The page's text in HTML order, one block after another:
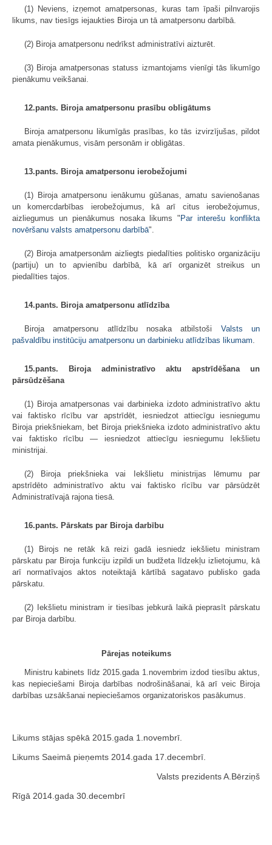
(1) Neviens, izņemot amatpersonas, kuras tam īpaši pilnvarojis
likums, nav tiesīgs iejaukties Biroja un tā amatpersonu darbībā.
(2) Biroja amatpersonu nedrīkst administratīvi aizturēt.
(3) Biroja amatpersonas statuss izmantojams vienīgi tās likumīgo
pienākumu veikšanai.
12.pants. Biroja amatpersonu prasību obligātums
Biroja amatpersonu likumīgās prasības, ko tās izvirzījušas, pildot
amata pienākumus, visām personām ir obligātas.
13.pants. Biroja amatpersonu ierobežojumi
(1) Biroja amatpersonu ienākumu gūšanas, amatu savienošanas
un komercdarbības ierobežojumus, kā arī citus ierobežojumus,
aizliegumus un pienākumus nosaka likums " Par interešu konflikta
novēršanu valsts amatpersonu darbībā".
(2) Biroja amatpersonām aizliegts piedalīties politisko organizāciju
(partiju) un to apvienību darbībā, kā arī organizēt streikus un
piedalīties tajos.
14.pants. Biroja amatpersonu atlīdzība
Biroja amatpersonu atlīdzību nosaka atbilstoši Valsts un
pašvaldību institūciju amatpersonu un darbinieku atlīdzības likumam
15.pants. Biroja administratīvo aktu apstrīdēšana un
pārsūdzēšana
(1) Biroja amatpersonas vai darbinieka izdoto administratīvo aktu
vai faktisko rīcību var apstrīdēt, iesniedzot attiecīgu iesniegumu
Biroja priekšniekam, bet Biroja priekšnieka izdoto administratīvo aktu
vai faktisko rīcību — iesniedzot attiecīgu iesniegumu Iekšlietu
ministrijai.
(2) Biroja priekšnieka vai Iekšlietu ministrijas lēmumu par
apstrīdēto administratīvo aktu vai faktisko rīcību var pārsūdzēt
Administratīvajā rajona tiesā.
16.pants. Pārskats par Biroja darbību
(1) Birojs ne retāk kā reizi gadā iesniedz iekšlietu ministram
pārskatu par Biroja funkciju izpildi un budžeta līdzekļu izlietojumu, kā
arī normatīvajos aktos noteiktajā kārtībā sagatavo publisko gada
pārskatu.
(2) Iekšlietu ministram ir tiesības jebkurā laikā pieprasīt pārskatu
par Biroja darbību.
Pārejas noteikums
Ministru kabinets līdz 2015.gada 1.novembrim izdod tiesību aktus,
kas nepieciešami Biroja darbības nodrošināšanai, kā arī veic Biroja
darbības uzsākšanai nepieciešamos organizatoriskos pasākumus.
Likums stājas spēkā 2015.gada 1.novembrī.
Likums Saeimā pieņemts 2014.gada 17.decembrī.
Valsts prezidents A.Bērziņš
Rīgā 2014.gada 30.decembrī